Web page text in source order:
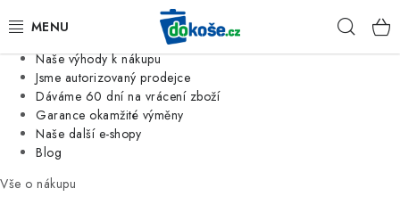
Jsme tradiční česká firma
Naše výhody k nákupu
Jsme autorizovaný prodejce
Dáváme 60 dní na vrácení zboží
Garance okamžité výměny
Naše další e-shopy
Blog
Vše o nákupu
KOŠE
SÁČKY